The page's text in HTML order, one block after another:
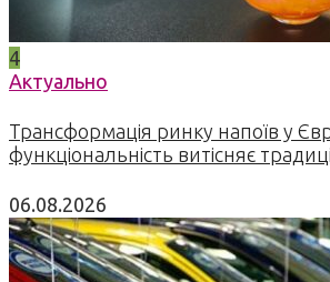
4
Актуально
Трансформація ринку напоїв у
функціональність витісняє
06.08.2026